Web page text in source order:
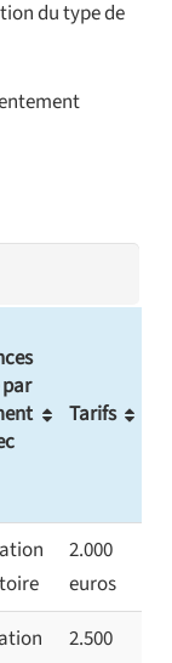
du type de
Tarifs
2.000
euros
2.500